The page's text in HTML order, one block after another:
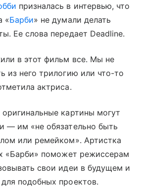
призналась в интервью, что
«Барби» не думали делать
Ее слова передает Deadline.
в этот фильм все. Мы не
из него трилогию или что-то
актриса.
картины могут
— им «не обязательно быть
или ремейком». Артистка
«Барби» поможет режиссерам
свои идеи в будущем и
подобных проектов.